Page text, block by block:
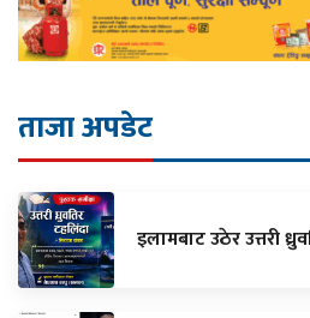
ताजा अपडेट
इलामबाट उठेर उत्तरी